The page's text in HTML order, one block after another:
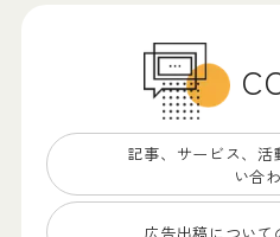
記事、サービス、 活
い合
広告出稿について